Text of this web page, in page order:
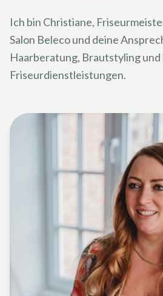
Ich bin Christiane,
Salon Beleco und deine
Haarberatung, Brautstyling
Friseurdienstleistungen.